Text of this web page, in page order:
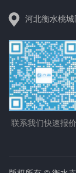
河北衡水桃
联系我们快速报价